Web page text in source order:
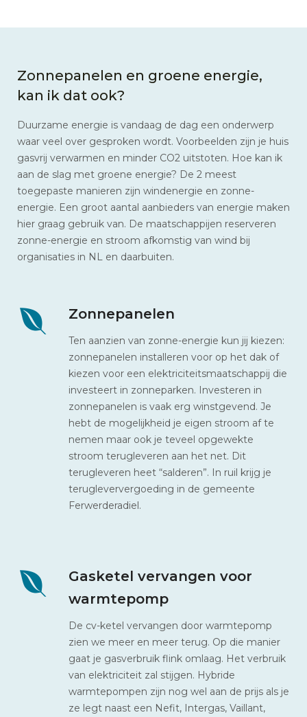
Zonnepanelen en groene energie,
kan ik dat ook?
Duurzame energie is vandaag de dag een onderwerp
waar veel over gesproken wordt. Voorbeelden zijn je huis
gasvrij verwarmen en minder CO2 uitstoten. Hoe kan ik
aan de slag met groene energie? De 2 meest
toegepaste manieren zijn windenergie en zonne-
energie. Een groot aantal aanbieders van energie maken
hier graag gebruik van. De maatschappijen reserveren
zonne-energie en stroom afkomstig van wind bij
organisaties in NL en daarbuiten.
Zonnepanelen
Ten aanzien van zonne-energie kun jij kiezen:
zonnepanelen installeren voor op het dak of
kiezen voor een elektriciteitsmaatschappij die
investeert in zonneparken. Investeren in
zonnepanelen is vaak erg winstgevend. Je
hebt de mogelijkheid je eigen stroom af te
nemen maar ook je teveel opgewekte
stroom terugleveren aan het net. Dit
terugleveren heet “salderen”. In ruil krijg je
terugleververgoeding in de gemeente
Ferwerderadiel.
Gasketel vervangen voor
warmtepomp
De cv-ketel vervangen door warmtepomp
zien we meer en meer terug. Op die manier
gaat je gasverbruik flink omlaag. Het verbruik
van elektriciteit zal stijgen. Hybride
warmtepompen zijn nog wel aan de prijs als je
ze legt naast een Nefit, Intergas, Vaillant,